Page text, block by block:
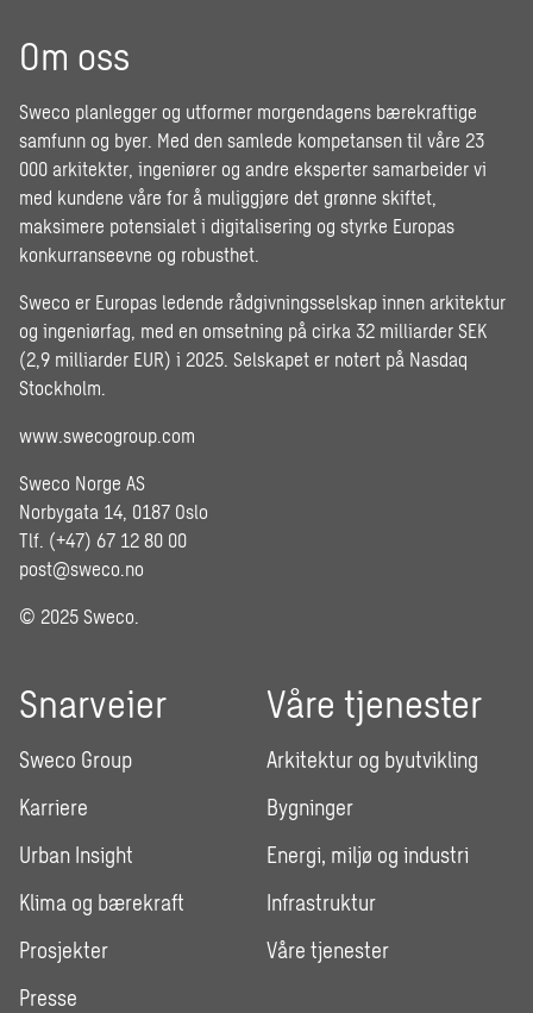
Om oss
Sweco planlegger og utformer morgendagens bærekraftige
samfunn og byer. Med den samlede kompetansen til våre 23
000 arkitekter, ingeniører og andre eksperter samarbeider vi
med kundene våre for å muliggjøre det grønne skiftet,
maksimere potensialet i digitalisering og styrke Europas
konkurranseevne og robusthet.
Sweco er Europas ledende rådgivningsselskap innen arkitektur
og ingeniørfag, med en omsetning på cirka 32 milliarder SEK
(2,9 milliarder EUR) i 2025. Selskapet er notert på Nasdaq
Stockholm.
www.swecogroup.com
Sweco Norge AS
Norbygata 14, 0187 Oslo
Tlf. (+47) 67 12 80 00
post@sweco.no
© 2025 Sweco.
Snarveier
Sweco Group
Karriere
Urban Insight
Klima og bærekraft
Prosjekter
Presse
Våre tjenester
Arkitektur og byutvikling
Bygninger
Energi, miljø og industri
Infrastruktur
Våre tjenester